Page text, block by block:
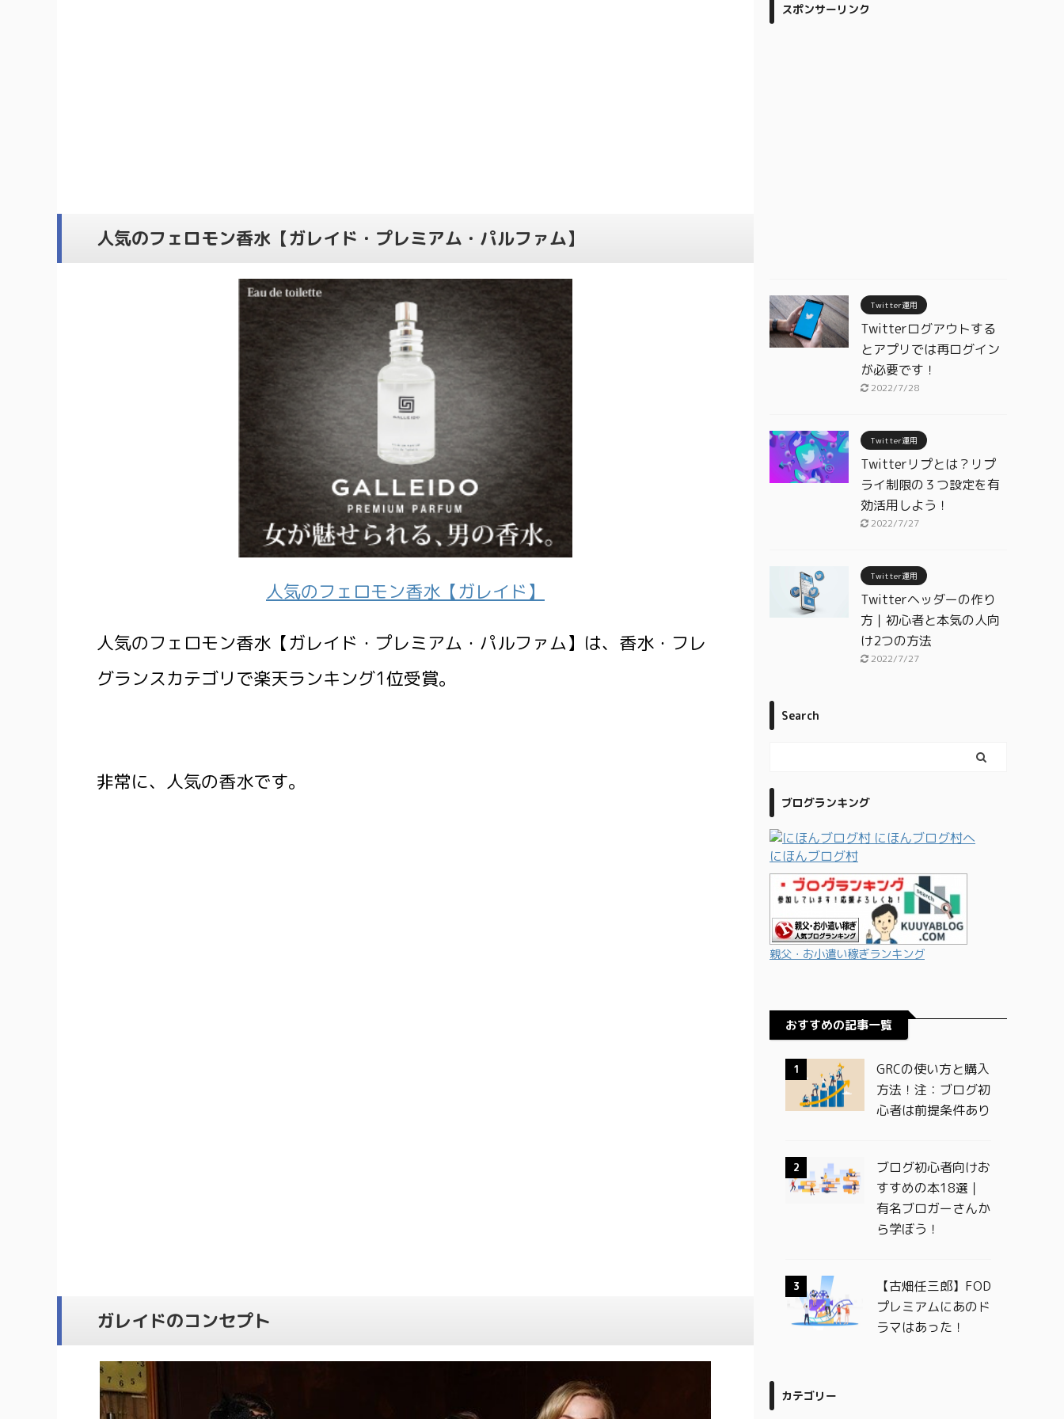
人気のフェロモン香水【ガレイド・プレミアム・パルファム】
人気のフェロモン香水【ガレイド】
人気のフェロモン香水【ガレイド・プレミアム・パルファム】は、香水・フレ
グランスカテゴリで楽天ランキング1位受賞。
非常に、人気の香水です。
ガレイドのコンセプト
スポンサーリンク
Twitter運用
Twitterログアウトする
とアプリでは再ログイン
が必要です！
2022/7/28
Twitter運用
Twitterリプとは？リプ
ライ制限の３つ設定を有
効活用しよう！
2022/7/27
Twitter運用
Twitterヘッダーの作り
方｜初心者と本気の人向
け2つの方法
2022/7/27
Search
ブログランキング
にほんブログ村
親父・お小遣い稼ぎランキング
おすすめの記事一覧
1
GRCの使い方と購入
方法！注：ブログ初
心者は前提条件あり
2
ブログ初心者向けお
すすめの本18選｜
有名ブロガーさんか
ら学ぼう！
3
【古畑任三郎】FOD
プレミアムにあのド
ラマはあった！
カテゴリー